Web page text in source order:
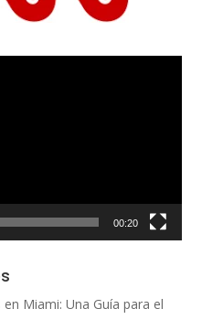
00:20
Miami: Una Guía para el